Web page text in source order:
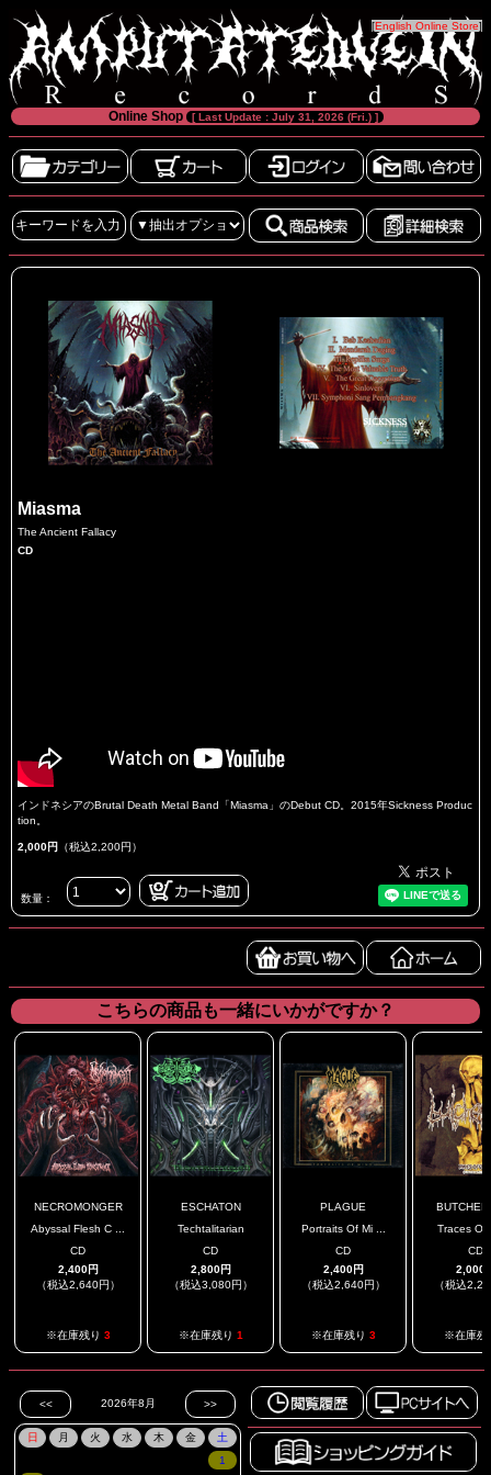
[English Online Store]
Online Shop [ Last Update : July 31, 2026 (Fri.) ]
Miasma
The Ancient Fallacy
CD
インドネシアのBrutal Death Metal Band「Miasma」のDebut CD。2015年Sickness Produc
tion。
2,000円 （税込2,200円）
数量：
こちらの商品も一緒にいかがですか？
NECROMONGER
Abyssal Flesh C ...
CD
2,400円
（税込2,640円）
※在庫残り 3
ESCHATON
Techtalitarian
CD
2,800円
（税込3,080円）
※在庫残り 1
PLAGUE
Portraits Of Mi ...
CD
2,400円
（税込2,640円）
※在庫残り 3
BUTCHER
Traces Of
CD
2,000
（税込
※在庫残